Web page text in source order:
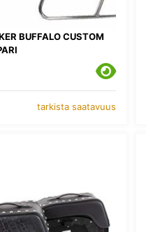
BUFFALO CUSTOM
tarkista saatavuus